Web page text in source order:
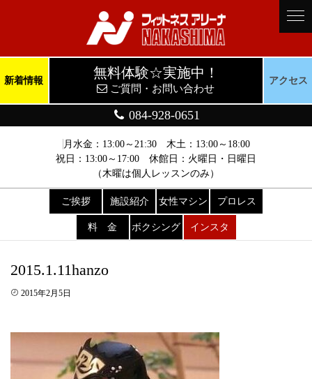
月水金：13:00～21:30 木土：13:00～18:00
祝日：13:00～17:00 休館日：火曜日・日曜日
（木曜は個人レッスンのみ）
084-928-0651
新着情報
無料体験☆実施中！
ご質問・お問い合わせ
アクセス
ご挨拶 施設紹介 女性マシン プロレス
料 金 ボクシング インスタ
2015.1.11hanzo
2015年2月5日